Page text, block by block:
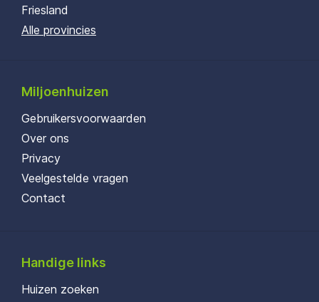
Friesland
Alle provincies
Miljoenhuizen
Gebruikersvoorwaarden
Over ons
Privacy
Veelgestelde vragen
Contact
Handige links
Huizen zoeken